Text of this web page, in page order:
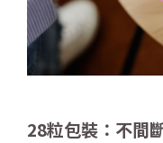
28粒包裝：不間